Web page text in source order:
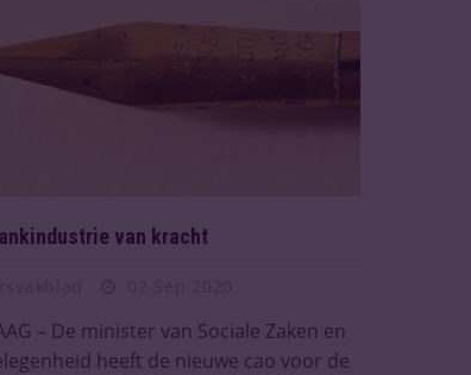
van kracht
– De minister van Sociale Zaken en
heeft de nieuwe cao voor de